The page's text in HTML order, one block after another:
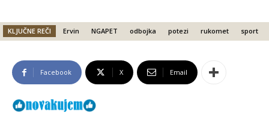
KLJUČNE REČI Ervin NGAPET odbojka potezi rukomet sport
Facebook X Email